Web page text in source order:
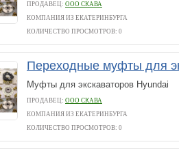
ПРОДАВЕЦ: ООО СКАВА
КОМПАНИЯ ИЗ ЕКАТЕРИНБУРГА
КОЛИЧЕСТВО ПРОСМОТРОВ: 0
Переходные муфты для
Муфты для экскаваторов Hyundai
ПРОДАВЕЦ: ООО СКАВА
КОМПАНИЯ ИЗ ЕКАТЕРИНБУРГА
КОЛИЧЕСТВО ПРОСМОТРОВ: 0